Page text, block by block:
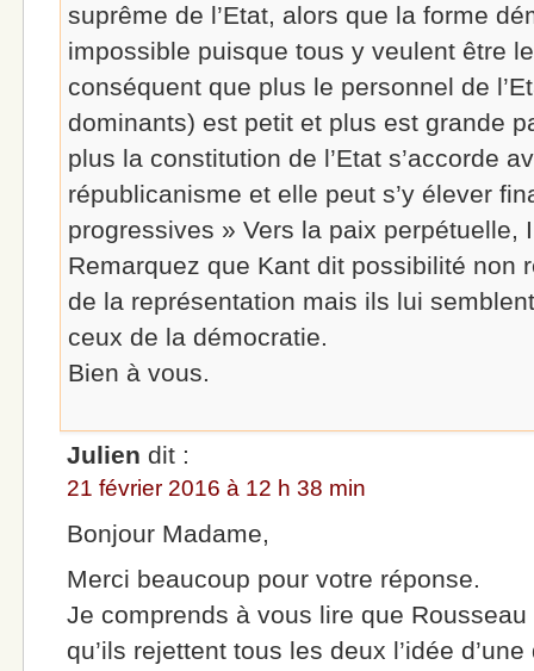
suprême de l’Etat, alors que la forme
impossible puisque tous y veulent être
conséquent que plus le personnel de
dominants) est petit et plus est grande
plus la constitution de l’Etat s’accorde
républicanisme et elle peut s’y élever
progressives » Vers la paix perpétuelle,
Remarquez que Kant dit possibilité non
de la représentation mais ils lui
ceux de la démocratie.
Bien à vous.
Julien dit :
21 février 2016 à 12 h 38 min
Bonjour Madame,
Merci beaucoup pour votre réponse.
Je comprends à vous lire que
qu’ils rejettent tous les deux l’idée